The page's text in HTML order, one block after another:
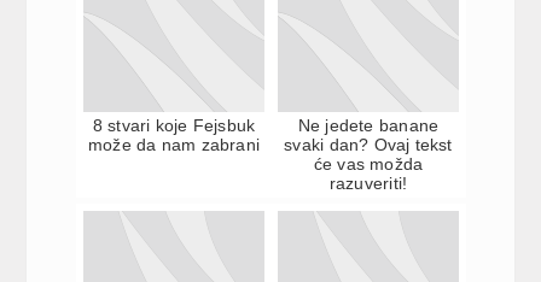
8 stvari koje Fejsbuk
može da nam zabrani
Ne jedete banane
svaki dan? Ovaj tekst
će vas možda
razuveriti!